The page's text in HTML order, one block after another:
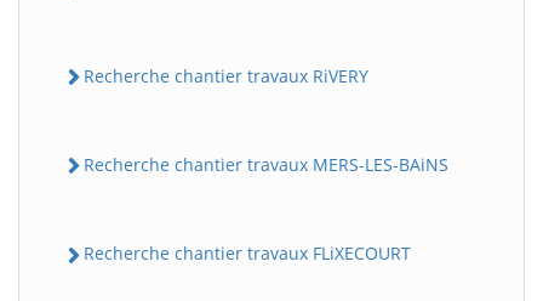
Recherche chantier travaux RiVERY
Recherche chantier travaux MERS-LES-BAiNS
Recherche chantier travaux FLiXECOURT